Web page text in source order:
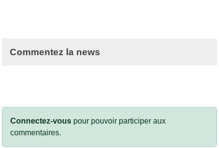
Commentez la news
Connectez-vous pour pouvoir participer aux
commentaires.